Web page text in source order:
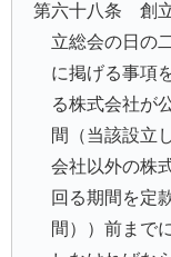
第六十八条 創
立総会の日の
に掲げる事項
る株式会社が
間（当該設立
会社以外の株
回る期間を定
間））前まで